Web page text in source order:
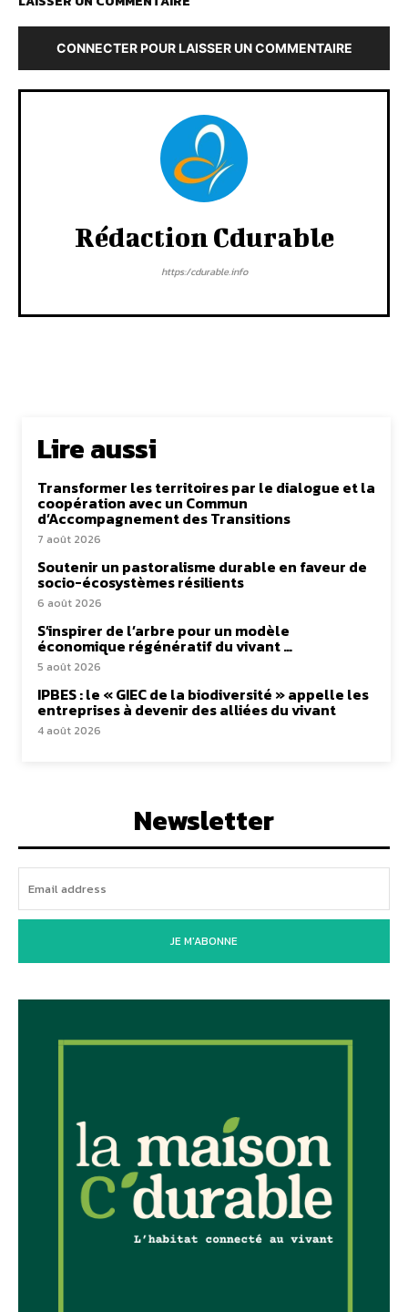
CONNECTER POUR LAISSER UN COMMENTAIRE
Rédaction Cdurable
https:/cdurable.info
Lire aussi
Transformer les territoires par le dialogue et la
coopération avec un Commun
d’Accompagnement des Transitions
7 août 2026
Soutenir un pastoralisme durable en faveur de
socio-écosystèmes résilients
6 août 2026
S’inspirer de l’arbre pour un modèle
économique régénératif du vivant …
5 août 2026
IPBES : le « GIEC de la biodiversité » appelle les
entreprises à devenir des alliées du vivant
4 août 2026
Newsletter
JE M'ABONNE